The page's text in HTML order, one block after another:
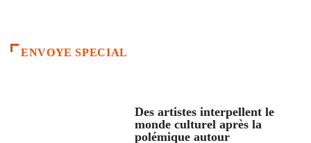
ENVOYE SPECIAL
Des artistes interpellent le
monde culturel après la
polémique autour